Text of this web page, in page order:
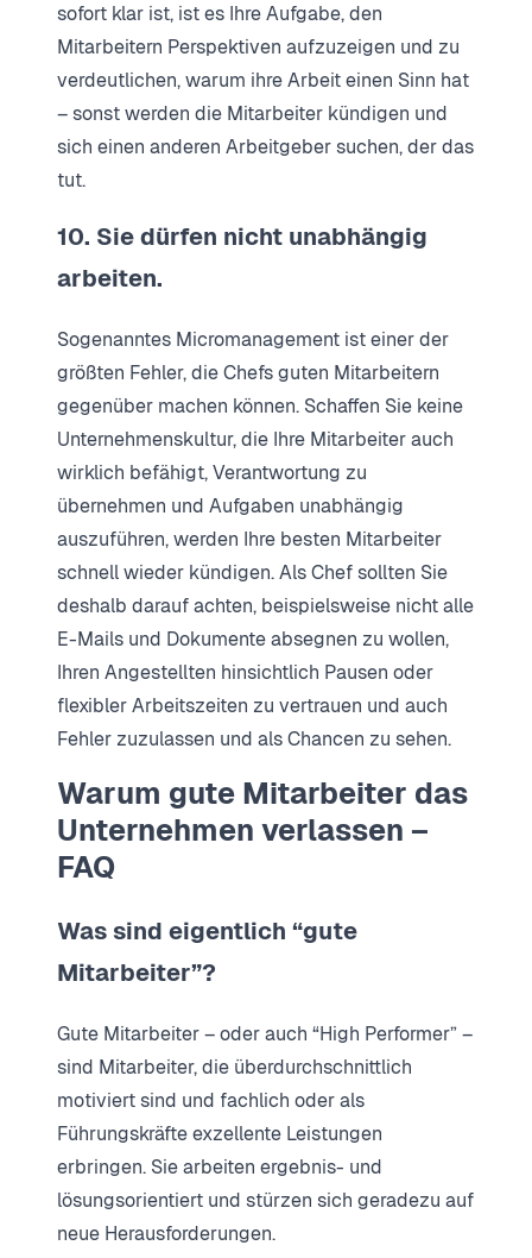
sofort klar ist, ist es Ihre Aufgabe, den
Mitarbeitern Perspektiven aufzuzeigen und zu
verdeutlichen, warum ihre Arbeit einen Sinn hat
– sonst werden die Mitarbeiter kündigen und
sich einen anderen Arbeitgeber suchen, der das
tut.
10. Sie dürfen nicht unabhängig
arbeiten.
Sogenanntes Micromanagement ist einer der
größten Fehler, die Chefs guten Mitarbeitern
gegenüber machen können. Schaffen Sie keine
Unternehmenskultur, die Ihre Mitarbeiter auch
wirklich befähigt, Verantwortung zu
übernehmen und Aufgaben unabhängig
auszuführen, werden Ihre besten Mitarbeiter
schnell wieder kündigen. Als Chef sollten Sie
deshalb darauf achten, beispielsweise nicht alle
E-Mails und Dokumente absegnen zu wollen,
Ihren Angestellten hinsichtlich Pausen oder
flexibler Arbeitszeiten zu vertrauen und auch
Fehler zuzulassen und als Chancen zu sehen.
Warum gute Mitarbeiter das
Unternehmen verlassen –
FAQ
Was sind eigentlich “gute
Mitarbeiter”?
Gute Mitarbeiter – oder auch “High Performer” –
sind Mitarbeiter, die überdurchschnittlich
motiviert sind und fachlich oder als
Führungskräfte exzellente Leistungen
erbringen. Sie arbeiten ergebnis- und
lösungsorientiert und stürzen sich geradezu auf
neue Herausforderungen.